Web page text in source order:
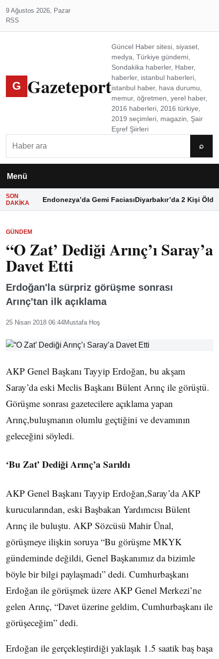
9 Ağustos 2026, Pazar
RSS
G Gazeteport
Güncel Haber sitesi, siyaset,
medya, Türkiye gündemi,
Sondakika haberler, Haber,
haberler, istanbul haberleri,
istanbul haber, hava durumu,
memur, öğretmen, yerel haber,
2016 haberleri, 2016 türkiye,
2019 seçimleri, magazin, Şair
Eşref Şiirleri
⌕
Menü
SON
DAKIKA
Endonezya’da Gemi FaciasıDiyarbakır’da 2 Kişi Öldü
GÜNDEM
“O Zat’ Dediği Arınç’ı Saray’a
Davet Etti
Erdoğan'la sürpriz görüşme sonrası
Arınç'tan ilk açıklama
25 Nisan 2018 06:44Mustafa Hoş
AKP Genel Başkanı Tayyip Erdoğan, bu akşam
Saray’da eski Meclis Başkanı Bülent Arınç ile görüştü.
Görüşme sonrası gazetecilere açıklama yapan
Arınç,buluşmanın olumlu geçtiğini ve devamının
geleceğini söyledi.
‘Bu Zat’ Dediği Arınç’a Sarıldı
AKP Genel Başkanı Tayyip Erdoğan,Saray’da AKP
kurucularından, eski Başbakan Yardımcısı Bülent
Arınç ile buluştu. AKP Sözcüsü Mahir Ünal,
görüşmeye ilişkin soruya “Bu görüşme MKYK
gündeminde değildi, Genel Başkanımız da bizimle
böyle bir bilgi paylaşmadı” dedi. Cumhurbaşkanı
Erdoğan ile görüşmek üzere AKP Genel Merkezi’ne
gelen Arınç, “Davet üzerine geldim, Cumhurbaşkanı ile
görüşeceğim” dedi.
Erdoğan ile gerçekleştirdiği yaklaşık 1.5 saatik baş başa